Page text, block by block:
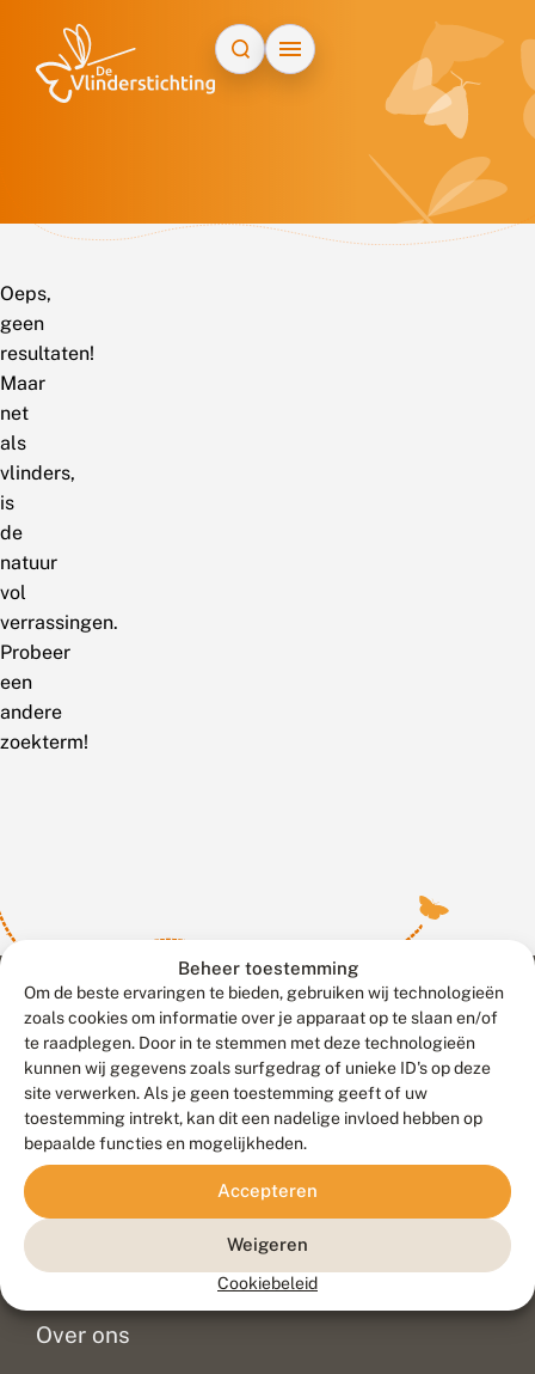
Beheer toestemming
Om de beste ervaringen te bieden, gebruiken wij technologieën
zoals cookies om informatie over je apparaat op te slaan en/of
te raadplegen. Door in te stemmen met deze technologieën
kunnen wij gegevens zoals surfgedrag of unieke ID's op deze
site verwerken. Als je geen toestemming geeft of uw
toestemming intrekt, kan dit een nadelige invloed hebben op
bepaalde functies en mogelijkheden.
Accepteren
Weigeren
Cookiebeleid
Oeps,
geen
resultaten!
Maar
net
als
vlinders,
is
de
natuur
vol
verrassingen.
Probeer
een
andere
zoekterm!
Contact
Veelgestelde vragen
Doneer
Over ons
Meld waarnemingen© 2026 Vlinderstichting
Duurzaam ontwikkeld door
Go2People
, ontworpen door
Blue Field Agency
Privacy
Disclaimer
Sitemap